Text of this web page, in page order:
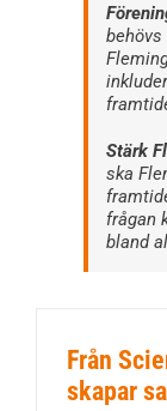
Stärk
ska
frågan
bland
Från
skapar